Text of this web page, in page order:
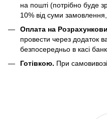
на пошті (потрібно буде
10% від суми
Оплата на
провести через додаток
безпосередньо в касі
Готівкою. При